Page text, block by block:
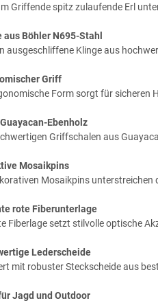
Griffende spitz zulaufende Erl
aus Böhler N695-Stahl
ausgeschliffene Klinge aus
Griff
Form sorgt für sicheren
Ebenholz
Griffschalen aus
Mosaikpins
Mosaikpins unterstreichen
rote Fiberunterlage
Fiberlage setzt stilvolle optische
Lederscheide
mit robuster Steckscheide aus
Jagd und Outdoor